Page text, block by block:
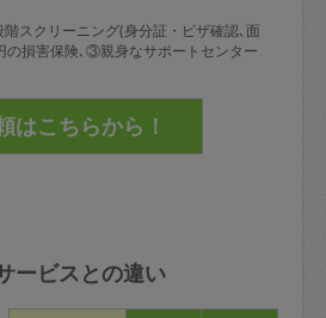
スクリーニング(身分証・ビザ確認､面
損害保険､③親身なサポートセンター
ービスとの違い